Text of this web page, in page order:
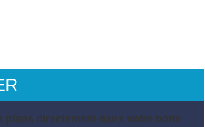
plans directement dans votre boite